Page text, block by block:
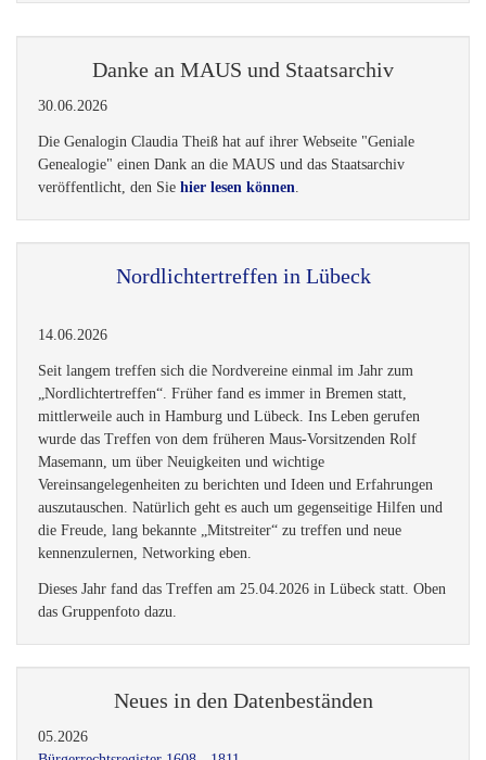
Danke an MAUS und Staatsarchiv
30.06.2026
Die Genalogin Claudia Theiß hat auf ihrer Webseite "Geniale
Genealogie" einen Dank an die MAUS und das Staatsarchiv
veröffentlicht, den Sie hier lesen können.
Nordlichtertreffen in Lübeck
14.06.2026
Seit langem treffen sich die Nordvereine einmal im Jahr zum
„Nordlichtertreffen“. Früher fand es immer in Bremen statt,
mittlerweile auch in Hamburg und Lübeck. Ins Leben gerufen
wurde das Treffen von dem früheren Maus-Vorsitzenden Rolf
Masemann, um über Neuigkeiten und wichtige
Vereinsangelegenheiten zu berichten und Ideen und Erfahrungen
auszutauschen. Natürlich geht es auch um gegenseitige Hilfen und
die Freude, lang bekannte „Mitstreiter“ zu treffen und neue
kennenzulernen, Networking eben.
Dieses Jahr fand das Treffen am 25.04.2026 in Lübeck statt. Oben
das Gruppenfoto dazu.
Neues in den Datenbeständen
05.2026